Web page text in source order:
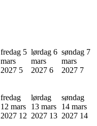
fredag 5
mars
2027 5
lørdag 6
mars
2027 6
søndag 7
mars
2027 7
fredag
12 mars
2027 12
lørdag
13 mars
2027 13
søndag
14 mars
2027 14